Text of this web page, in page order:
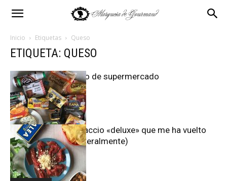
Inicio Etiquetas Queso
ETIQUETA: QUESO
Turismo de supermercado
El carpaccio «deluxe» que me ha vuelto
loca (literalmente)